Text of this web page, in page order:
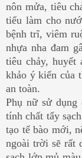
nôn mửa, tiêu
tiểu làm cho
bệnh trĩ, viêm
nhựa nha đam
tiêu chảy, huyết
khảo ý kiến của
an toàn.
Phụ nữ sử
tính chất tẩy
tạo tế bào mới,
ngoài trời sẽ rất